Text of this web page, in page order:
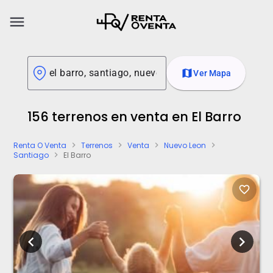
menu
mapVer Mapa
156 terrenos en venta en El Barro
Renta O Venta chevron_right Terrenos chevron_right Venta chevron_right Nuevo Leon chevron_right
Santiago chevron_right El Barro
favorite_border
chevron_left chevron_right